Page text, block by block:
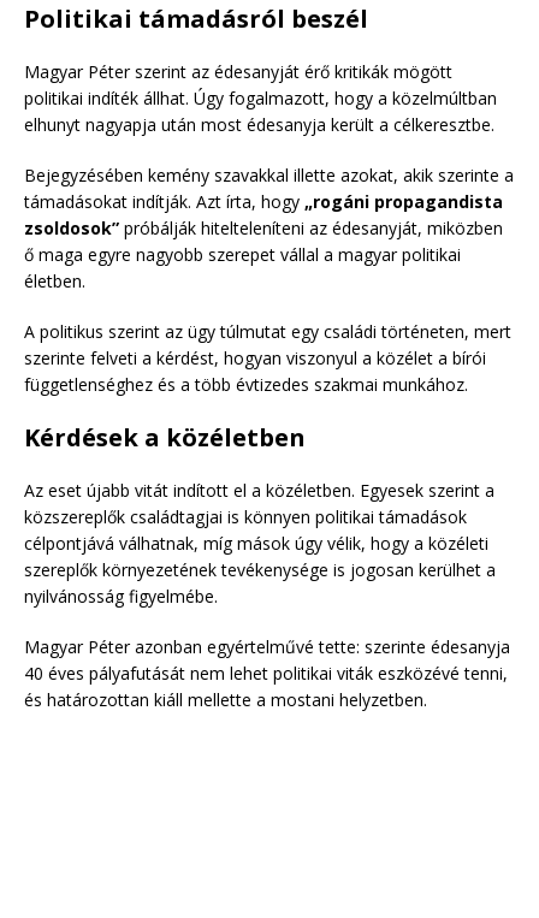
Politikai támadásról beszél
Magyar Péter szerint az édesanyját érő kritikák mögött
politikai indíték állhat. Úgy fogalmazott, hogy a közelmúltban
elhunyt nagyapja után most édesanyja került a célkeresztbe.
Bejegyzésében kemény szavakkal illette azokat, akik szerinte a
támadásokat indítják. Azt írta, hogy „rogáni propagandista
zsoldosok” próbálják hitelteleníteni az édesanyját, miközben
ő maga egyre nagyobb szerepet vállal a magyar politikai
életben.
A politikus szerint az ügy túlmutat egy családi történeten, mert
szerinte felveti a kérdést, hogyan viszonyul a közélet a bírói
függetlenséghez és a több évtizedes szakmai munkához.
Kérdések a közéletben
Az eset újabb vitát indított el a közéletben. Egyesek szerint a
közszereplők családtagjai is könnyen politikai támadások
célpontjává válhatnak, míg mások úgy vélik, hogy a közéleti
szereplők környezetének tevékenysége is jogosan kerülhet a
nyilvánosság figyelmébe.
Magyar Péter azonban egyértelművé tette: szerinte édesanyja
40 éves pályafutását nem lehet politikai viták eszközévé tenni,
és határozottan kiáll mellette a mostani helyzetben.